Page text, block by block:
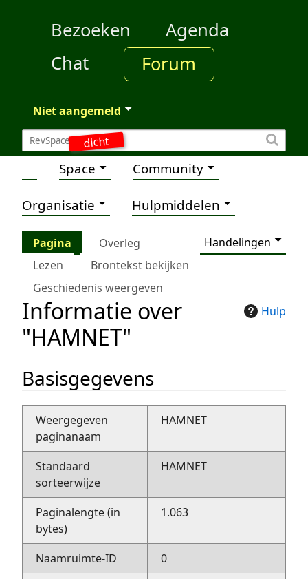
dicht
Bezoeken
Agenda
Chat
Forum
Niet aangemeld
Space Community
Organisatie Hulpmiddelen
Pagina Overleg
Handelingen
Lezen
Brontekst bekijken
Geschiedenis weergeven
Hulp
Informatie over
"HAMNET"
Basisgegevens
Weergegeven
paginanaam
HAMNET
Standaard
sorteerwijze
HAMNET
Paginalengte (in
bytes)
1.063
Naamruimte-ID
0